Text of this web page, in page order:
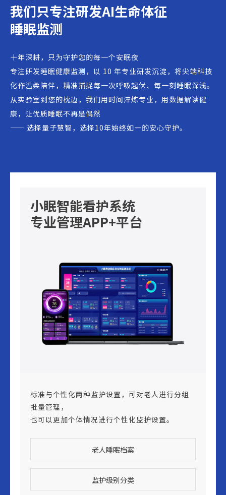
我们只专注研发AI生命体征
睡眠监测
十年深耕，只为守护您的每一个安眠夜
专注研发睡眠健康监测，以 10 年专业研发沉淀，将尖端科技
化作温柔陪伴，精准捕捉每一次呼吸起伏、每一刻睡眠深浅。
从实验室到您的枕边，我们用时间淬炼专业，用数据解读健
康，让优质睡眠不再是偶然
—— 选择量子慧智，选择10年始终如一的安心守护。
小眠智能看护系统
专业管理APP+平台
标准与个性化两种监护设置，可对老人进行分组
批量管理，
也可以更加个体情况进行个性化监护设置。
老人睡眠档案
监护级别分类